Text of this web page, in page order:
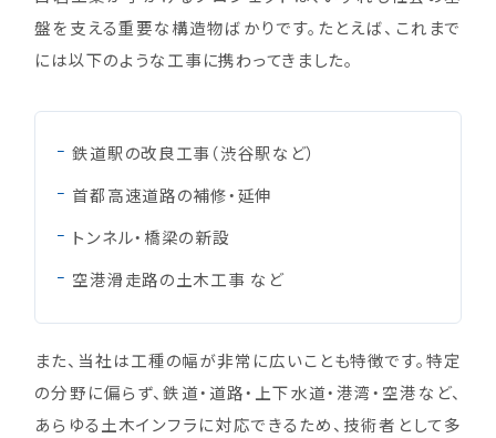
盤を支える重要な構造物ばかりです。たとえば、これまで
には以下のような工事に携わってきました。
鉄道駅の改良工事（渋谷駅など）
首都高速道路の補修・延伸
トンネル・橋梁の新設
空港滑走路の土木工事 など
また、当社は工種の幅が非常に広いことも特徴です。特定
の分野に偏らず、鉄道・道路・上下水道・港湾・空港など、
あらゆる土木インフラに対応できるため、技術者として多